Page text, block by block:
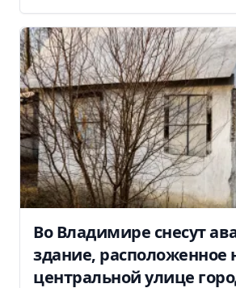
Во Владимире снесут
здание, расположенное
центральной улице